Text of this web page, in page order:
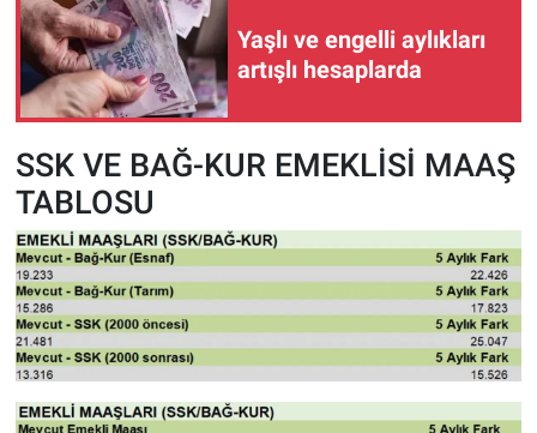
Yaşlı ve engelli aylıkları
artışlı hesaplarda
SSK VE BAĞ-KUR EMEKLİSİ MAAŞ
TABLOSU